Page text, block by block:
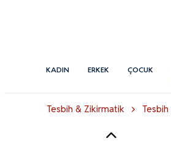
KADIN ERKEK ÇOCUK
Tesbih & Zikirmatik Tesbih